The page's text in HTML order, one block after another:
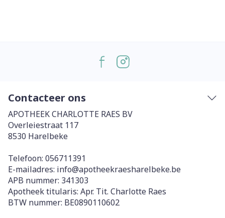
Contacteer ons
APOTHEEK CHARLOTTE RAES BV
Overleiestraat 117
8530 Harelbeke
Telefoon: 056711391
E-mailadres: info@apotheekraesharelbeke.be
APB nummer: 341303
Apotheek titularis: Apr. Tit. Charlotte Raes
BTW nummer: BE0890110602